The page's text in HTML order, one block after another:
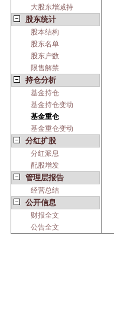
大股东增减持
股东统计
股本结构
股东名单
股东户数
限售解禁
持仓分析
基金持仓
基金持仓变动
基金重仓
基金重仓变动
分红扩股
分红派息
配股增发
管理层报告
经营总结
公开信息
财报全文
公告全文